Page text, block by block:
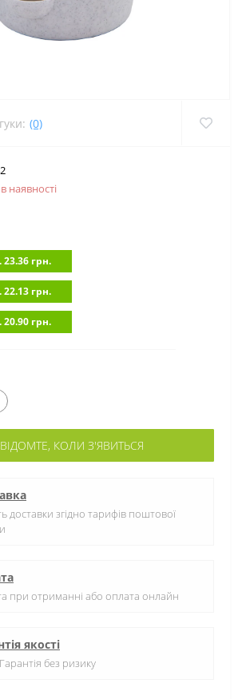
(0)
наявностi
грн.
грн.
грн.
КОЛИ З'ЯВИТЬСЯ
доставки згідно тарифів поштової
при отриманні або оплата онлайн
якості
без ризику